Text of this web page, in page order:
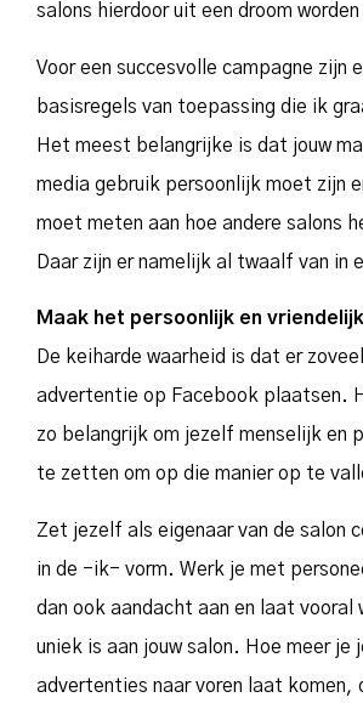
salons hierdoor uit een droom
Voor een succesvolle campagne zijn
basisregels van toepassing die ik
Het meest belangrijke is dat jouw
media gebruik persoonlijk moet zijn
moet meten aan hoe andere salons
Daar zijn er namelijk al twaalf van in
Maak het persoonlijk en
De keiharde waarheid is dat er
advertentie op Facebook plaatsen.
zo belangrijk om jezelf menselijk en
te zetten om op die manier op te
Zet jezelf als eigenaar van de salon
in de -ik- vorm. Werk je met
dan ook aandacht aan en laat vooral
uniek is aan jouw salon. Hoe meer je
advertenties naar voren laat komen,